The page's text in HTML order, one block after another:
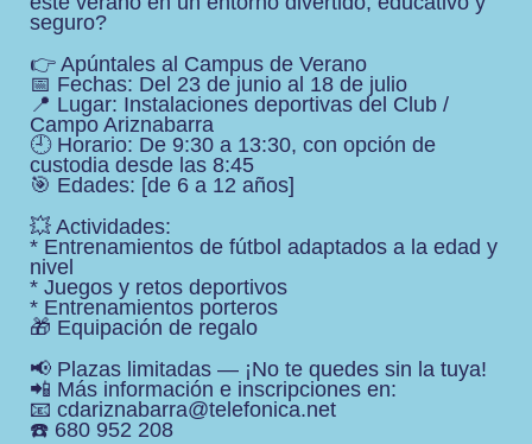
seguro?
👉 Apúntales al Campus de Verano
📅 Fechas: Del 23 de junio al 18 de julio
📍 Lugar: Instalaciones deportivas del Club /
Campo Ariznabarra
🕘 Horario: De 9:30 a 13:30, con opción de
custodia desde las 8:45
🎯 Edades: [de 6 a 12 años]
💥 Actividades:
* Entrenamientos de fútbol adaptados a la edad y
nivel
* Juegos y retos deportivos
* Entrenamientos porteros
🎁 Equipación de regalo
📢 Plazas limitadas — ¡No te quedes sin la tuya!
📲 Más información e inscripciones en:
📧 cdariznabarra@telefonica.net
☎️ 680 952 208